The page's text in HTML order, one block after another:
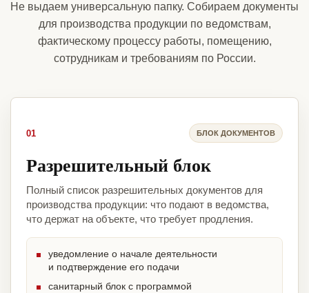
Не выдаем универсальную папку. Собираем документы
для производства продукции по ведомствам,
фактическому процессу работы, помещению,
сотрудникам и требованиям по России.
01 БЛОК ДОКУМЕНТОВ
Разрешительный блок
Полный список разрешительных документов для
производства продукции: что подают в ведомства,
что держат на объекте, что требует продления.
уведомление о начале деятельности
и подтверждение его подачи
санитарный блок с программой